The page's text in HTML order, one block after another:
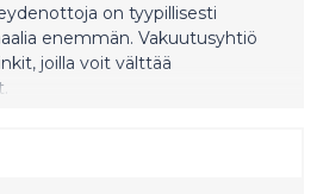
on tyypillisesti
enemmän. Vakuutusyhtiö
joilla voit välttää